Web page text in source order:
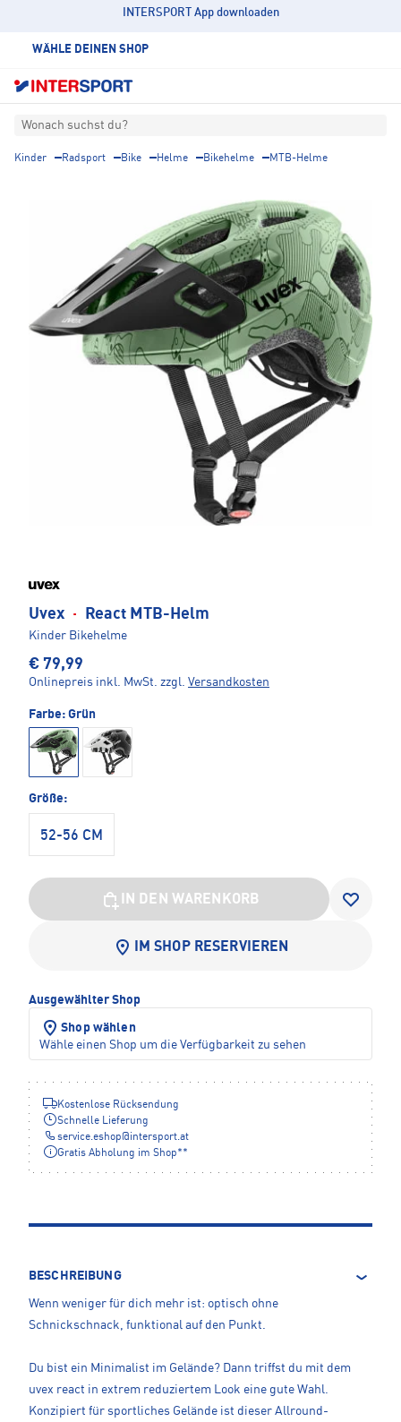
INTERSPORT App downloaden
WÄHLE DEINEN SHOP
Wonach suchst du?
Kinder Radsport Bike Helme Bikehelme MTB-Helme
Uvex · React MTB-Helm
Kinder Bikehelme
€ 79,99
Onlinepreis inkl. MwSt. zzgl. Versandkosten
Farbe: Grün
Größe:
52-56 CM
IN DEN WARENKORB
IM SHOP RESERVIEREN
Ausgewählter Shop
Shop wählen
Wähle einen Shop um die Verfügbarkeit zu sehen
Kostenlose Rücksendung
Schnelle Lieferung
service.eshop@intersport.at
Gratis Abholung im Shop**
BESCHREIBUNG
Wenn weniger für dich mehr ist: optisch ohne
Schnickschnack, funktional auf den Punkt.
Du bist ein Minimalist im Gelände? Dann triffst du mit dem
uvex react in extrem reduziertem Look eine gute Wahl.
Konzipiert für sportliches Gelände ist dieser Allround-